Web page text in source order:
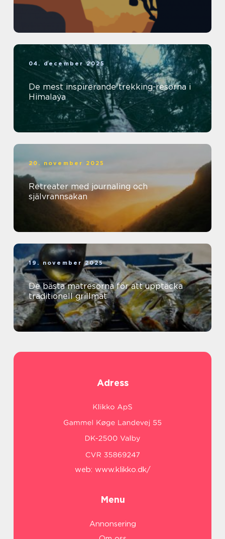
04. december 2025
De mest inspirerande trekking-resorna i
Himalaya
20. november 2025
Retreater med journaling och
självrannsakan
19. november 2025
De bästa matresorna för att upptäcka
traditionell grillmat
Adress
web: www.klikko.dk/
Menu
Annonsering